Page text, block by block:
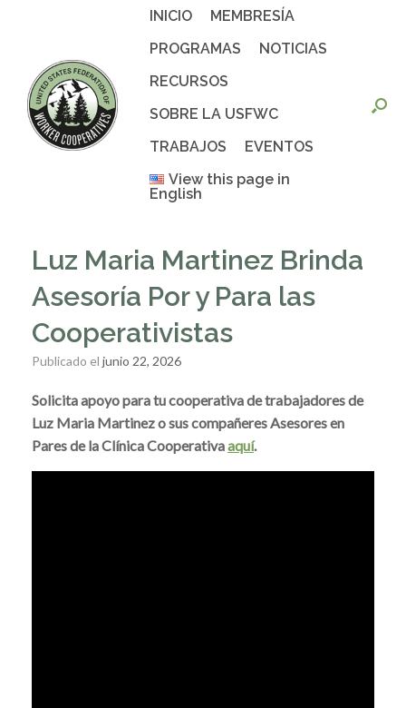
INICIO
MEMBRESÍA
PROGRAMAS
NOTICIAS
RECURSOS
SOBRE LA USFWC
TRABAJOS
EVENTOS
View this page in
English
Luz Maria Martinez Brinda
Asesoría Por y Para las
Cooperativistas
Publicado el junio 22, 2026
Solicita apoyo para tu cooperativa de trabajadores de
Luz Maria Martinez o sus compañeres Asesores en
Pares de la Clínica Cooperativaaquí.